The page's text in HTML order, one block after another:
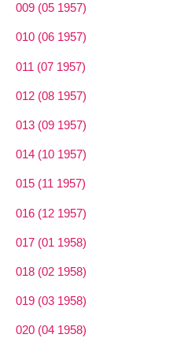
009 (05 1957)
010 (06 1957)
011 (07 1957)
012 (08 1957)
013 (09 1957)
014 (10 1957)
015 (11 1957)
016 (12 1957)
017 (01 1958)
018 (02 1958)
019 (03 1958)
020 (04 1958)